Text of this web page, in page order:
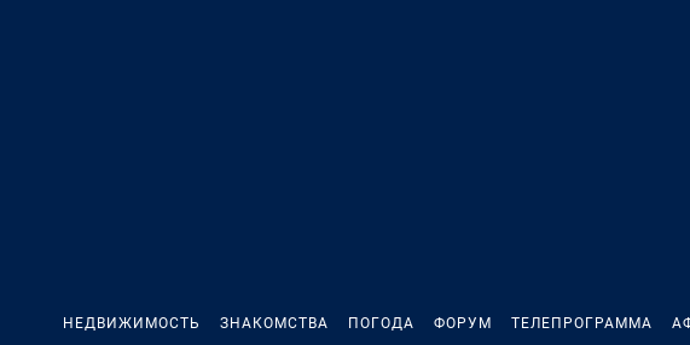
НЕДВИЖИМОСТЬ ЗНАКОМСТВА ПОГОДА ФОРУМ ТЕЛЕПРОГРАММА